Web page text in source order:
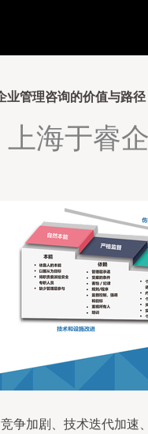
业管理咨询的价值与路径
海于睿
争加剧、技术迭代加